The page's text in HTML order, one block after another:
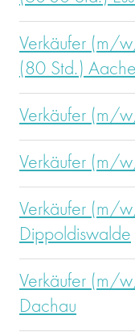
Verkäufer (m/
(80 Std.)
Verkäufer (m/
Verkäufer (m/
Verkäufer (m/
Dippoldiswalde
Verkäufer (m/
Dachau